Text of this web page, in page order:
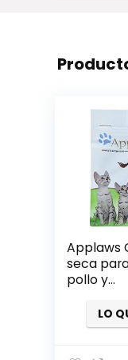
Applaws
seca
pollo y
LO